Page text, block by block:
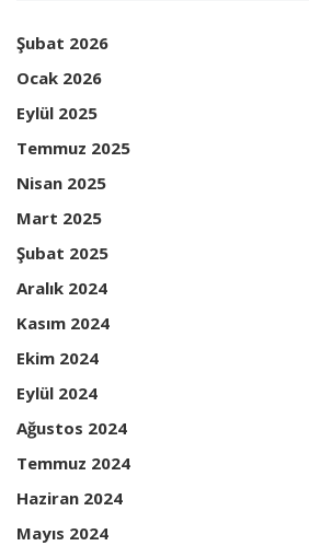
Şubat 2026
Ocak 2026
Eylül 2025
Temmuz 2025
Nisan 2025
Mart 2025
Şubat 2025
Aralık 2024
Kasım 2024
Ekim 2024
Eylül 2024
Ağustos 2024
Temmuz 2024
Haziran 2024
Mayıs 2024